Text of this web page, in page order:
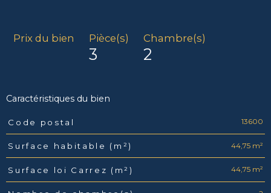
Prix du bien Pièce(s)
3
Chambre(s)
2
Caractéristiques du bien
Caractéristiques Valeurs
Code postal 13600
Surface habitable (m²) 44,75 m²
Surface loi Carrez (m²) 44,75 m²